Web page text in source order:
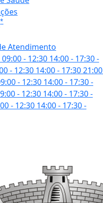
*
Atendimento
09:00 - 12:30 14:00 - 17:30-
- 12:30 14:00 - 17:30
- 12:30 14:00 - 17:30-
- 12:30 14:00 - 17:30-
- 12:30 14:00 - 17:30-